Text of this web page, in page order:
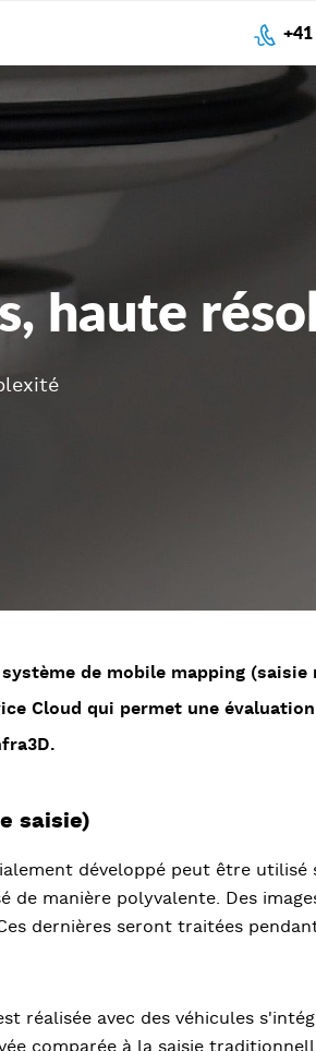
haute
de mobile mapping (saisie
Cloud qui permet une
saisie)
développé peut être
manière polyvalente. Des
dernières seront traitées
réalisée avec des véhicules
comparée à la saisie